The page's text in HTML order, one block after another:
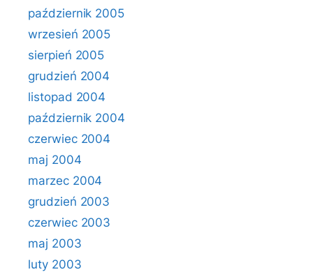
październik 2005
wrzesień 2005
sierpień 2005
grudzień 2004
listopad 2004
październik 2004
czerwiec 2004
maj 2004
marzec 2004
grudzień 2003
czerwiec 2003
maj 2003
luty 2003